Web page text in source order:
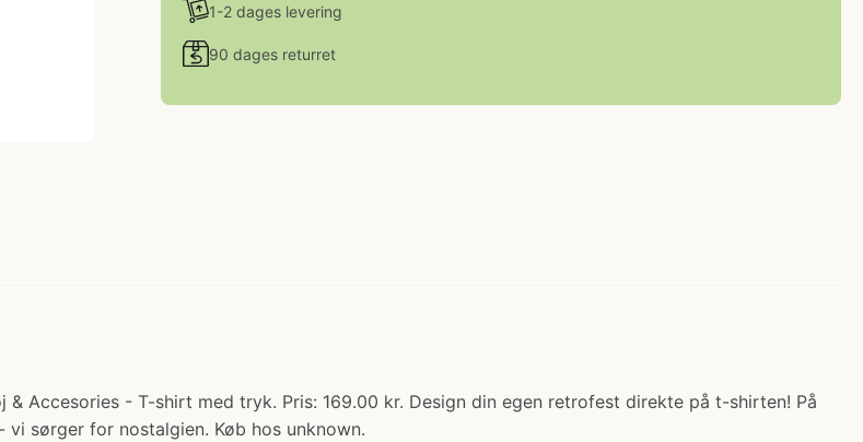
1-2 dages levering
90 dages returret
Accesories - T-shirt med tryk. Pris: 169.00 kr. Design din egen retrofest direkte på t-shirten! På
sørger for nostalgien. Køb hos unknown.